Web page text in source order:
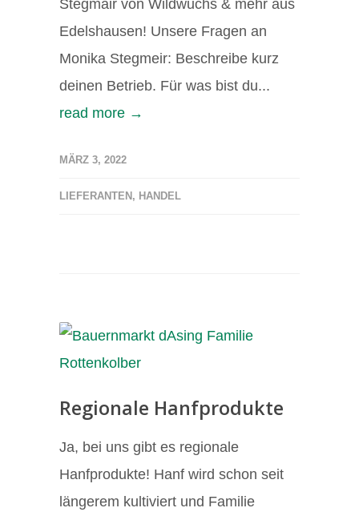
Stegmair von Wildwuchs & mehr aus
Edelshausen! Unsere Fragen an
Monika Stegmeir: Beschreibe kurz
deinen Betrieb. Für was bist du...
read more →
MÄRZ 3, 2022
LIEFERANTEN , HANDEL
Regionale Hanfprodukte
Ja, bei uns gibt es regionale
Hanfprodukte! Hanf wird schon seit
längerem kultiviert und Familie